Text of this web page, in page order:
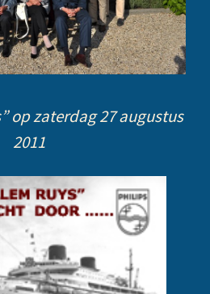
op zaterdag 27 augustus
2011